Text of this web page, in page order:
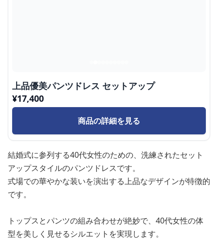
上品優美パンツドレス セットアップ
¥17,400
商品の詳細を見る
結婚式に参列する40代女性のための、洗練されたセット
アップスタイルのパンツドレスです。
式場での華やかな装いを演出する上品なデザインが特徴的
です。
トップスとパンツの組み合わせが絶妙で、40代女性の体
型を美しく見せるシルエットを実現します。